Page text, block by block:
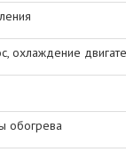
охлаждение
обогрева